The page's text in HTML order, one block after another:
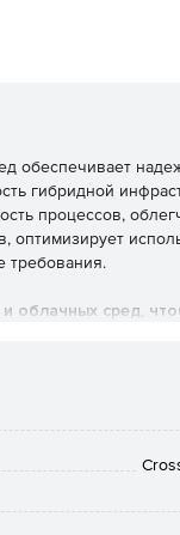
обеспечивает
гибридной
процессов,
оптимизирует
требования.
облачных сред,